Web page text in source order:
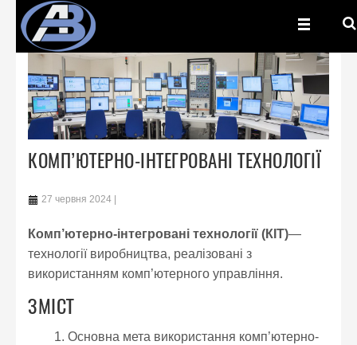
КОМП’ЮТЕРНО-ІНТЕГРОВАНІ ТЕХНОЛОГІЇ
27 червня 2024
Комп’ютерно-інтегровані технології (КІТ)—
технології виробництва, реалізовані з
використанням комп’ютерного управління.
ЗМІСТ
Основна мета використання комп’ютерно-